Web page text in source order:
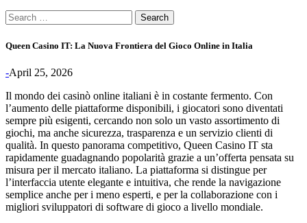
Search
for:
Queen Casino IT: La Nuova Frontiera del Gioco Online in Italia
-April 25, 2026
Il mondo dei casinò online italiani è in costante fermento. Con
l’aumento delle piattaforme disponibili, i giocatori sono diventati
sempre più esigenti, cercando non solo un vasto assortimento di
giochi, ma anche sicurezza, trasparenza e un servizio clienti di
qualità. In questo panorama competitivo, Queen Casino IT sta
rapidamente guadagnando popolarità grazie a un’offerta pensata su
misura per il mercato italiano. La piattaforma si distingue per
l’interfaccia utente elegante e intuitiva, che rende la navigazione
semplice anche per i meno esperti, e per la collaborazione con i
migliori sviluppatori di software di gioco a livello mondiale.